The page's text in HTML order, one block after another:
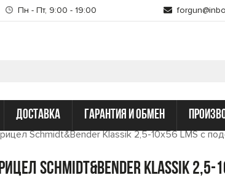
Пн - Пт, 9:00 - 19:00
доставка гарантия и обмен
Schmidt&Bender Klassik 2,5-10x56 LMS с
Schmidt&Bender Klassik 2,5-